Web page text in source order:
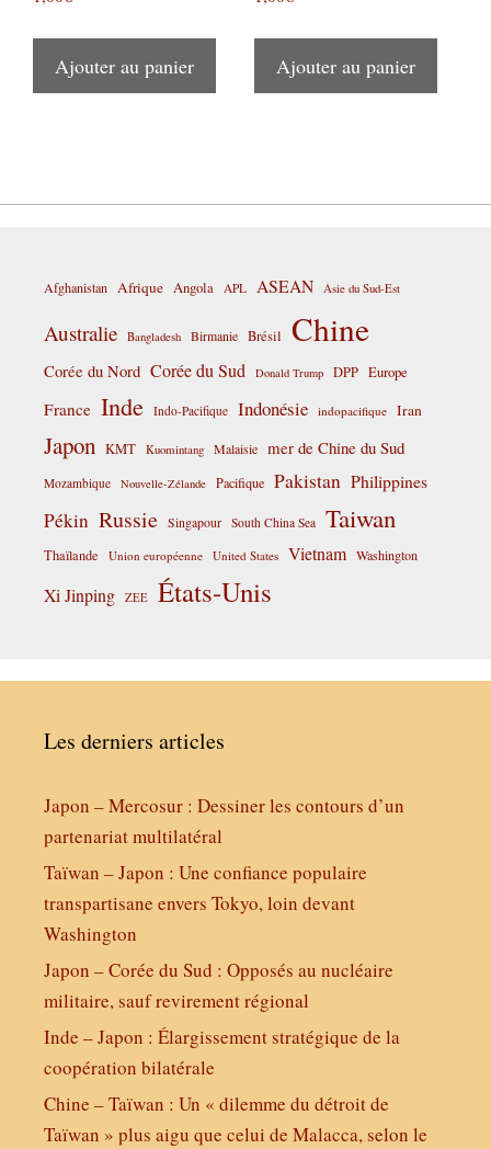
Ajouter au panier Ajouter au panier
Afghanistan Afrique Angola APL ASEAN Asie du Sud-Est
Australie Bangladesh Birmanie Brésil Chine
Corée du Nord Corée du Sud Donald Trump DPP Europe
France Inde Indo-Pacifique Indonésie indopacifique Iran
Japon KMT Kuomintang Malaisie mer de Chine du Sud
Mozambique Nouvelle-Zélande Pacifique Pakistan Philippines
Pékin Russie Singapour South China Sea Taiwan
Thaïlande Union européenne United States Vietnam Washington
Xi Jinping ZEE États-Unis
Les derniers articles
Japon – Mercosur : Dessiner les contours d’un
partenariat multilatéral
Taïwan – Japon : Une confiance populaire
transpartisane envers Tokyo, loin devant
Washington
Japon – Corée du Sud : Opposés au nucléaire
militaire, sauf revirement régional
Inde – Japon : Élargissement stratégique de la
coopération bilatérale
Chine – Taïwan : Un « dilemme du détroit de
Taïwan » plus aigu que celui de Malacca, selon le